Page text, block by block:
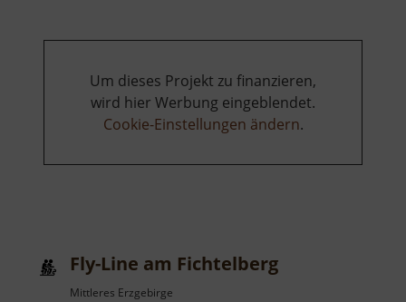
Um dieses Projekt zu finanzieren,
wird hier Werbung eingeblendet.
Cookie-Einstellungen ändern.
Fly-Line am Fichtelberg
Mittleres Erzgebirge